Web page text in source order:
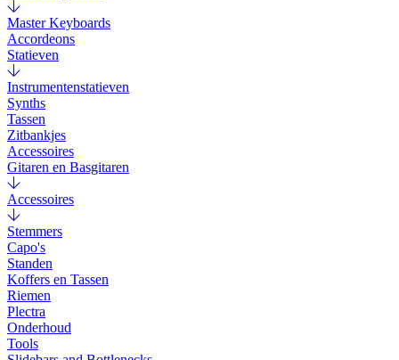
Master Keyboards
Accordeons
Statieven
Instrumentenstatieven
Synths
Tassen
Zitbankjes
Accessoires
Gitaren en Basgitaren
Accessoires
Stemmers
Capo's
Standen
Koffers en Tassen
Riemen
Plectra
Onderhoud
Tools